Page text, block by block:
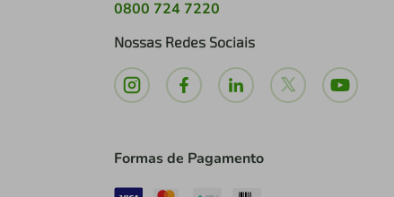
0800 724 7220
Nossas Redes Sociais
Formas de Pagamento